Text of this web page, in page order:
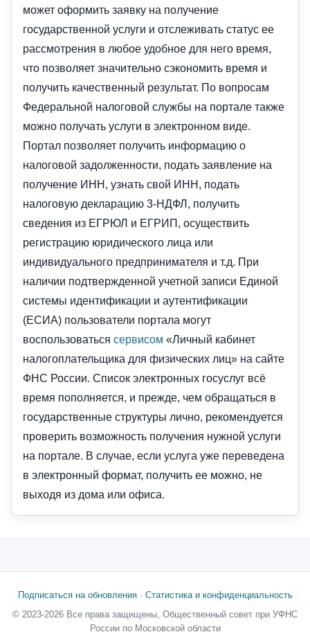
может оформить заявку на получение
государственной услуги и отслеживать статус ее
рассмотрения в любое удобное для него время,
что позволяет значительно сэкономить время и
получить качественный результат. По вопросам
Федеральной налоговой службы на портале также
можно получать услуги в электронном виде.
Портал позволяет получить информацию о
налоговой задолженности, подать заявление на
получение ИНН, узнать свой ИНН, подать
налоговую декларацию 3-НДФЛ, получить
сведения из ЕГРЮЛ и ЕГРИП, осуществить
регистрацию юридического лица или
индивидуального предпринимателя и т.д. При
наличии подтвержденной учетной записи Единой
системы идентификации и аутентификации
(ЕСИА) пользователи портала могут
воспользоваться сервисом «Личный кабинет
налогоплательщика для физических лиц» на сайте
ФНС России. Список электронных госуслуг всё
время пополняется, и прежде, чем обращаться в
государственные структуры лично, рекомендуется
проверить возможность получения нужной услуги
на портале. В случае, если услуга уже переведена
в электронный формат, получить ее можно, не
выходя из дома или офиса.
Подписаться на обновления· Статистика и конфиденциальность
© 2023-2026 Все права защищены, Общественный совет при УФНС
России по Московской области